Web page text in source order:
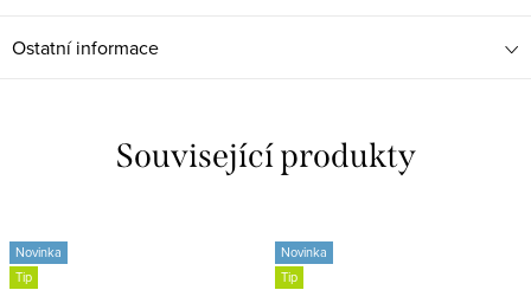
Ostatní informace
Související produkty
Novinka
Tip
Novinka
Tip